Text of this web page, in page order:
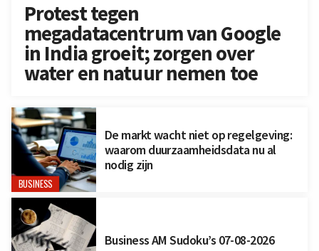
Protest tegen
megadatacentrum van Google
in India groeit; zorgen over
water en natuur nemen toe
BUSINESS
De markt wacht niet op regelgeving:
waarom duurzaamheidsdata nu al
nodig zijn
Business AM Sudoku’s 07-08-2026